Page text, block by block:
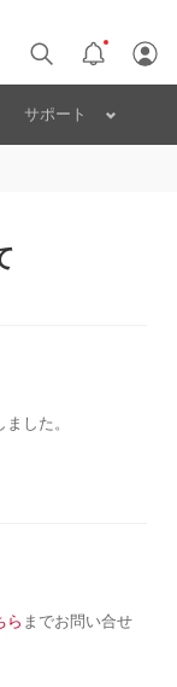
サポート
した。
ら までお問い合せ